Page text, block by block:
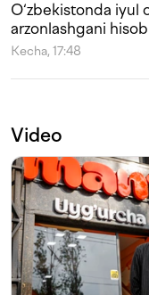
O‘zbekistonda iyul
arzonlashgani
Kecha, 17:48
Video